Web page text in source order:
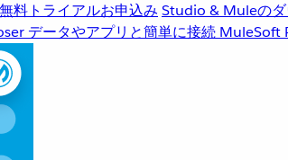
料トライアルお申込み Studio & Muleのダ
データやアプリと簡単に接続 MuleSoft